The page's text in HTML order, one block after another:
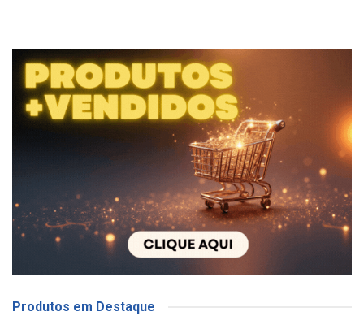
Produtos em Destaque